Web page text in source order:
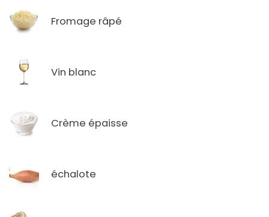
Fromage râpé
Vin blanc
Crème épaisse
échalote